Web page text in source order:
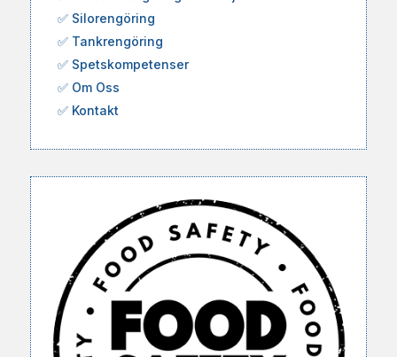
✅ Silorengöring
✅ Tankrengöring
✅ Spetskompetenser
✅ Om Oss
✅ Kontakt